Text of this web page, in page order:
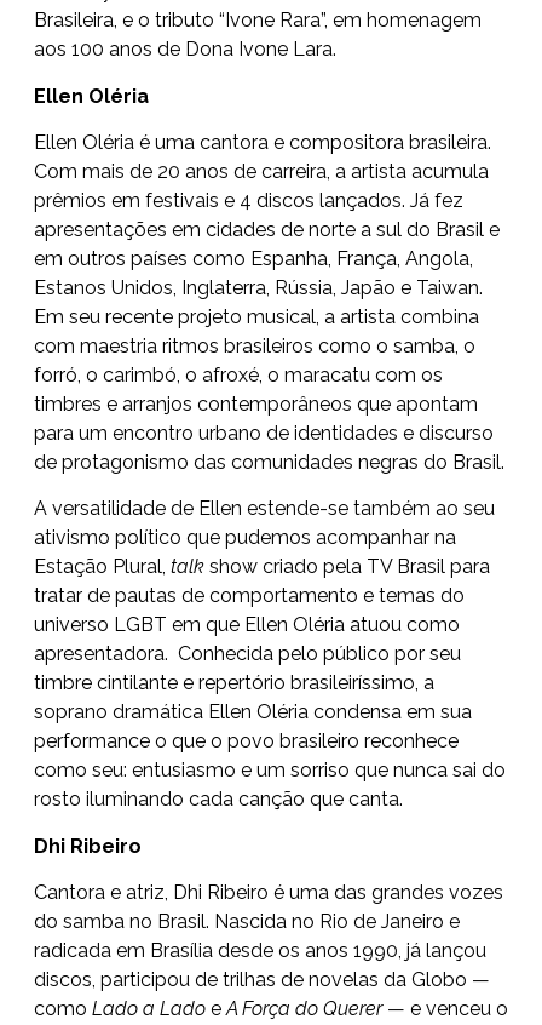
Brasileira, e o tributo “Ivone Rara”, em homenagem
aos 100 anos de Dona Ivone Lara.
Ellen Oléria
Ellen Oléria é uma cantora e compositora brasileira.
Com mais de 20 anos de carreira, a artista acumula
prêmios em festivais e 4 discos lançados. Já fez
apresentações em cidades de norte a sul do Brasil e
em outros países como Espanha, França, Angola,
Estanos Unidos, Inglaterra, Rússia, Japão e Taiwan.
Em seu recente projeto musical, a artista combina
com maestria ritmos brasileiros como o samba, o
forró, o carimbó, o afroxé, o maracatu com os
timbres e arranjos contemporâneos que apontam
para um encontro urbano de identidades e discurso
de protagonismo das comunidades negras do Brasil.
A versatilidade de Ellen estende-se também ao seu
ativismo político que pudemos acompanhar na
Estação Plural, talk show criado pela TV Brasil para
tratar de pautas de comportamento e temas do
universo LGBT em que Ellen Oléria atuou como
apresentadora. Conhecida pelo público por seu
timbre cintilante e repertório brasileiríssimo, a
soprano dramática Ellen Oléria condensa em sua
performance o que o povo brasileiro reconhece
como seu: entusiasmo e um sorriso que nunca sai do
rosto iluminando cada canção que canta.
Dhi Ribeiro
Cantora e atriz, Dhi Ribeiro é uma das grandes vozes
do samba no Brasil. Nascida no Rio de Janeiro e
radicada em Brasília desde os anos 1990, já lançou
discos, participou de trilhas de novelas da Globo —
como Lado a Lado eA Força do Querer— e venceu o